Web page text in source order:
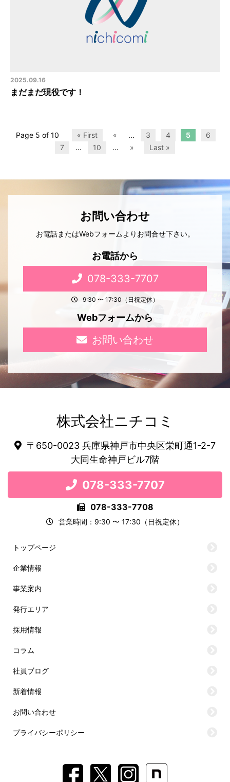
2025.09.16
まだまだ現役です！
Page 5 of 10 « First « ... 3 4 5
6
7
... 10 ... » Last »
お問い合わせ
お電話またはWebフォームよりお問合せ下さい。
お電話から
078-333-7707
9:30 〜 17:30（日祝定休）
Webフォームから
お問い合わせ
株式会社ニチコミ
〒650-0023 兵庫県神戸市中央区栄町通1-2-7
大同生命神戸ビル7階
078-333-7707
078-333-7708
営業時間：9:30 〜 17:30（日祝定休）
トップページ
企業情報
事業案内
発行エリア
採用情報
コラム
社員ブログ
新着情報
お問い合わせ
プライバシーポリシー